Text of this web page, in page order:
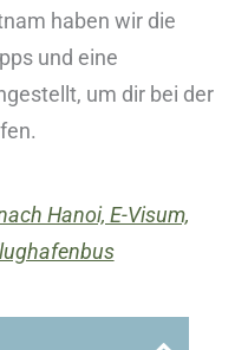
haben wir die
und eine
um dir bei der
Hanoi, E-Visum,